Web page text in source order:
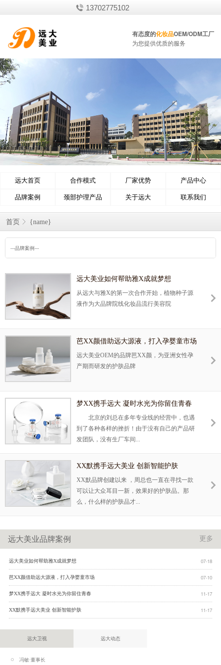
13702775102
有态度的化妆品OEM/ODM工厂
为您提供优质的服务
远大首页 合作模式 厂家优势 产品中心
品牌案例 颈部护理产品 关于远大 联系我们
首页 {name}
---品牌案例---
远大美业如何帮助雅X成就梦想
从远大与雅X的第一次合作开始，植物种子源
液作为大品牌院线化妆品流行美容院
芭XX颜借助远大源液，打入孕婴童市场
远大美业OEM的品牌芭XX颜，为亚洲女性孕
产期而研发的护肤品牌
梦XX携手远大 凝时水光为你留住青春
北京的刘总在多年专业线的经营中，也遇
到了各种各样的挫折！由于没有自己的产品研
发团队，没有生厂车间...
XX默携手远大美业 创新智能护肤
XX默品牌创建以来 ，周总也一直在寻找一款
可以让大众耳目一新，效果好的护肤品。那
么，什么样的护肤品才...
远大美业品牌案例 更多
远大美业如何帮助雅X成就梦想 07-18
芭XX颜借助远大源液，打入孕婴童市场 07-10
梦XX携手远大 凝时水光为你留住青春 11-17
XX默携手远大美业 创新智能护肤 11-17
远大卫视 远大动态
冯敏·董事长